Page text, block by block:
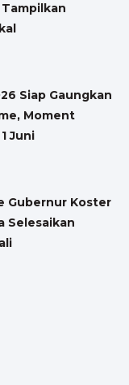
Siap Gaungkan
Moment
Juni
Gubernur Koster
Selesaikan